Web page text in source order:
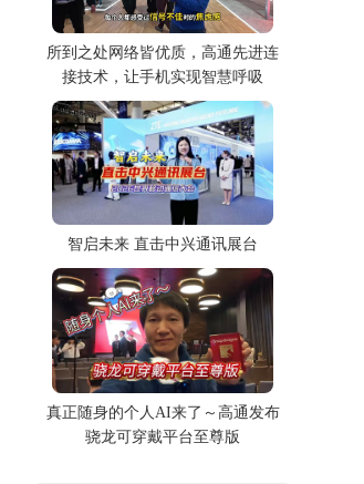
所到之处网络皆优质，高通先进连
接技术，让手机实现智慧呼吸
智启未来 直击中兴通讯展台
真正随身的个人AI来了～高通发布
骁龙可穿戴平台至尊版